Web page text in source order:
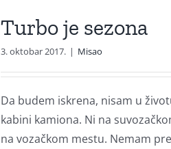
Turbo je sezona
3. oktobar 2017. | Misao
Da budem iskrena, nisam u
kabini kamiona. Ni na
na vozačkom mestu. Nemam